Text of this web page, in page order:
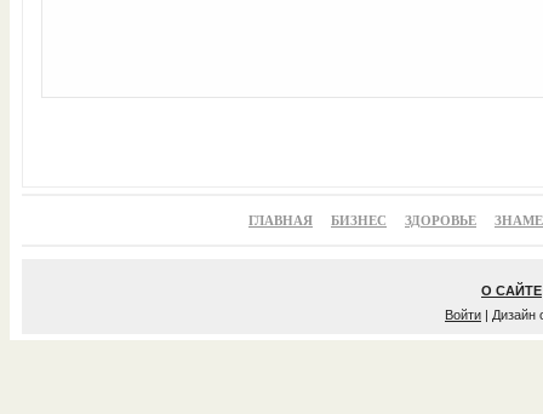
ГЛАВНАЯ БИЗНЕС ЗДОРОВЬЕ
О САЙТЕ
Войти | Дизайн